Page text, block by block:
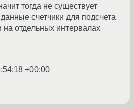
тогда не существует
счетчики для подсчета
на отдельных интервалах
+00:00